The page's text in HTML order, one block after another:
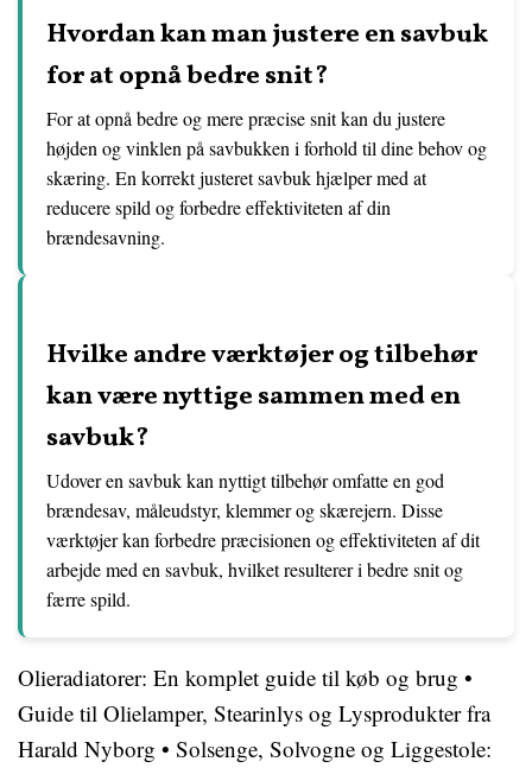
Hvordan kan man justere en savbuk
for at opnå bedre snit?
For at opnå bedre og mere præcise snit kan du justere
højden og vinklen på savbukken i forhold til dine behov og
skæring. En korrekt justeret savbuk hjælper med at
reducere spild og forbedre effektiviteten af din
brændesavning.
Hvilke andre værktøjer og tilbehør
kan være nyttige sammen med en
savbuk?
Udover en savbuk kan nyttigt tilbehør omfatte en god
brændesav, måleudstyr, klemmer og skærejern. Disse
værktøjer kan forbedre præcisionen og effektiviteten af dit
arbejde med en savbuk, hvilket resulterer i bedre snit og
færre spild.
Olieradiatorer: En komplet guide til køb og brug •
Guide til Olielamper, Stearinlys og Lysprodukter fra
Harald Nyborg • Solsenge, Solvogne og Liggestole: